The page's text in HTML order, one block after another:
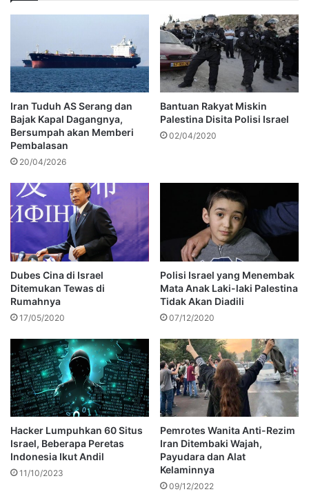
Iran Tuduh AS Serang dan
Bajak Kapal Dagangnya,
Bersumpah akan Memberi
Pembalasan
20/04/2026
Bantuan Rakyat Miskin
Palestina Disita Polisi Israel
02/04/2020
Dubes Cina di Israel
Ditemukan Tewas di
Rumahnya
17/05/2020
Polisi Israel yang Menembak
Mata Anak Laki-laki Palestina
Tidak Akan Diadili
07/12/2020
Hacker Lumpuhkan 60 Situs
Israel, Beberapa Peretas
Indonesia Ikut Andil
11/10/2023
Pemrotes Wanita Anti-Rezim
Iran Ditembaki Wajah,
Payudara dan Alat
Kelaminnya
09/12/2022